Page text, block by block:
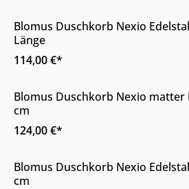
Blomus Duschkorb Nexio
Länge
114,00 €*
Online & im Möbelhaus erhältlich
Blomus Duschkorb Nexio matter
cm
124,00 €*
Online & im Möbelhaus erhältlich
Blomus Duschkorb Nexio
cm